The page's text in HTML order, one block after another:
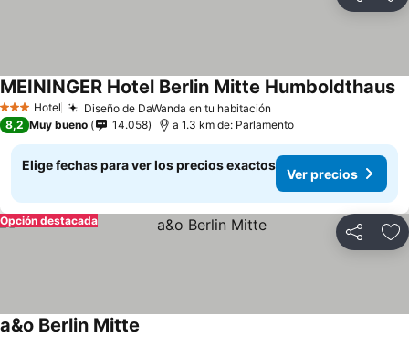
3 Estrellas
Hotel Diseño de DaWanda en tu habitación
MEININGER Hotel Berlin Mitte Humboldthaus
8,2 Muy bueno 14.058 a 1.3 km de: Parlamento
Elige fechas para ver los precios exactos
Ver precios
Compartir
Opción destacada
a&o Berlin Mitte